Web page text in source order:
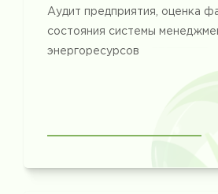
Аудит предприятия, оценка
состояния системы
энергоресурсов